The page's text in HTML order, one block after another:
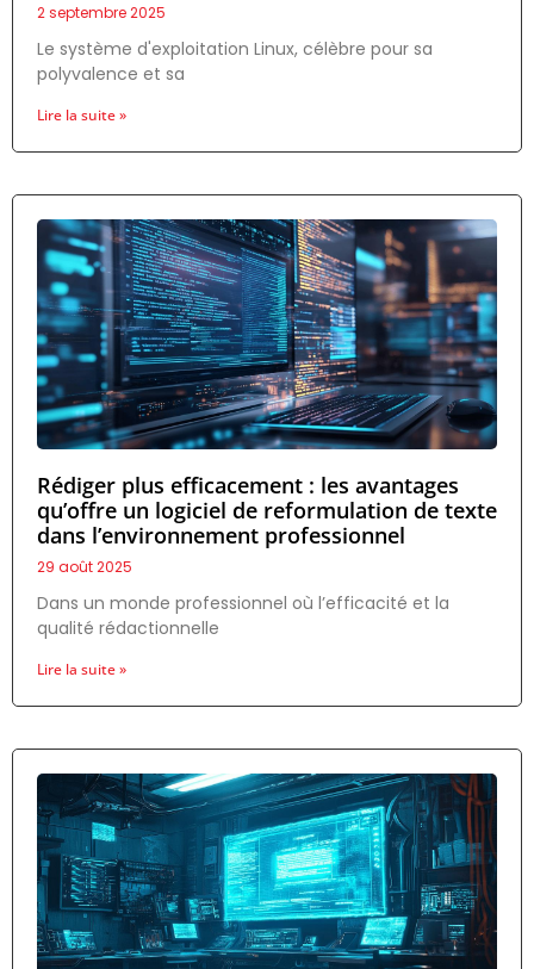
2 septembre 2025
Le système d'exploitation Linux, célèbre pour sa
polyvalence et sa
Lire la suite »
Rédiger plus efficacement : les avantages
qu’offre un logiciel de reformulation de texte
dans l’environnement professionnel
29 août 2025
Dans un monde professionnel où l’efficacité et la
qualité rédactionnelle
Lire la suite »